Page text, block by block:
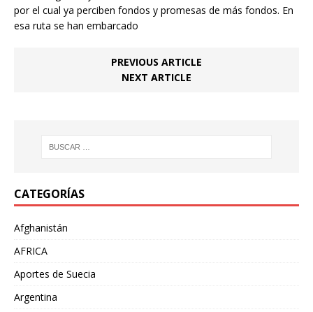
por el cual ya perciben fondos y promesas de más fondos. En
esa ruta se han embarcado
PREVIOUS ARTICLE
NEXT ARTICLE
CATEGORÍAS
Afghanistán
AFRICA
Aportes de Suecia
Argentina